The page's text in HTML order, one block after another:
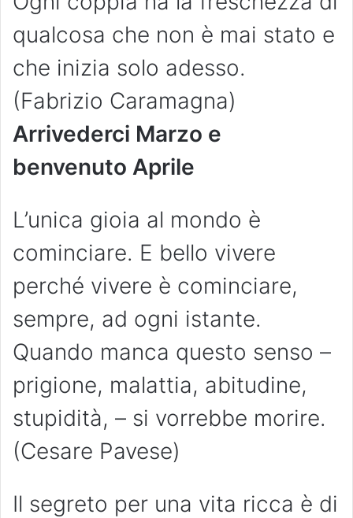
qualcosa che non è mai stato e
che inizia solo adesso.
(Fabrizio Caramagna)
Arrivederci Marzo e
benvenuto Aprile
L’unica gioia al mondo è
cominciare. E bello vivere
perché vivere è cominciare,
sempre, ad ogni istante.
Quando manca questo senso –
prigione, malattia, abitudine,
stupidità, – si vorrebbe morire.
(Cesare Pavese)
Il segreto per una vita ricca è di